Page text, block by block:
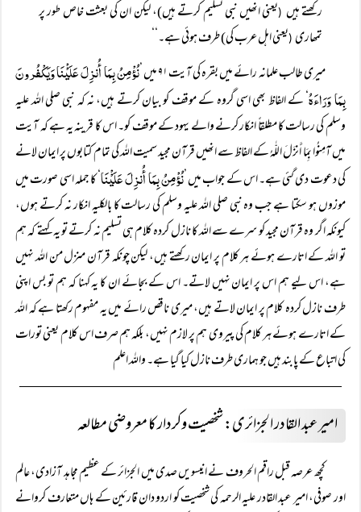
رکھتے ہیں (یعنی انھیں نبی تسلیم کرتے ہیں)، لیکن ان کی بعثت خاص طور پر
تمھاری (یعنی اہل عرب کی) طرف ہوئی ہے۔‘‘
میری طالب علمانہ رائے میں بقرہ کی آیت ۹۱ میں ’
نُؤْمِنُ بِمَا أُنزِلَ عَلَیْْنَا وَیَکْفُرونَ
بِمَا وَرَاءَہُ‘ کے الفاظ بھی اسی گروہ کے موقف کو بیان کرتے ہیں، نہ کہ نبی صلی اللہ علیہ
وسلم کی رسالت کا مطلقاً انکار کرنے والے یہود کے موقف کو۔ اس کا قرینہ یہ ہے کہ آیت
میں آمِنُوا بِمَا أَنزَلَ اللّٰہُ کے الفاظ سے انھیں قرآن مجید سمیت اللہ کی تمام کتابوں پر ایمان لانے
کی دعوت دی گئی ہے۔ اس کے جواب میں ’نُؤْمِنُ بِمَا أُنزِلَ عَلَیْْنَا‘ کا جملہ اسی صورت میں
موزوں ہو سکتا ہے جب وہ نبی صلی اللہ علیہ وسلم کی رسالت کا بالکلیہ انکار نہ کرتے ہوں،
کیونکہ اگر وہ قرآن مجید کو سرے سے اللہ کا نازل کردہ کلام ہی تسلیم نہ کرتے تو یہ کہتے کہ ہم
تو اللہ کے اتارے ہوئے ہر کلام پر ایمان رکھتے ہیں، لیکن چونکہ قرآن منزل من اللہ نہیں
ہے، اس لیے ہم اس پر ایمان نہیں لاتے۔ اس کے بجائے ان کا یہ کہنا کہ ہم تو بس اپنی
طرف نازل کردہ کلام پر ایمان لاتے ہیں، میری ناقص رائے میں یہ مفہوم رکھتا ہے کہ اللہ
کے اتارے ہوئے ہر کلام کی پیروی ہم پر لازم نہیں، بلکہ ہم صرف اس کلام یعنی تورات
کی اتباع کے پابند ہیں جو ہماری طرف نازل کیا گیا ہے۔ واللہ اعلم
امیر عبد القادر الجزائری: شخصیت وکردار کا معروضی مطالعہ
کچھ عرصہ قبل راقم الحروف نے انیسویں صدی میں الجزائر کے عظیم مجاہد آزادی، عالم
اور صوفی، امیر عبد القادر علیہ الرحمہ کی شخصیت کو اردو دان قارئین کے ہاں متعارف کروانے